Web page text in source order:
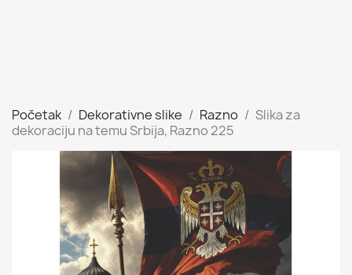
Početak Dekorativne slike Razno
Slika za
dekoraciju na temu Srbija, Razno 225